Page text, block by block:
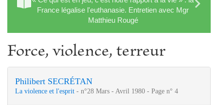
France légalise l'euthanasie. Entretien avec Mgr
Matthieu Rougé
Force, violence, terreur
Philibert SECRÉTAN
La violence et l'esprit - n°28 Mars - Avril 1980 - Page n° 4